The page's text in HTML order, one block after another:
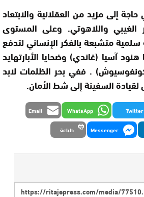
إلى مزيد من العقلانية والابتعاد
واللاهوتي. وعلى المستوى
سلمية متشبعة بالفكر الإنساني لتدفع
آسيا (غاندي) وضحايا الأبارتهايد
. ففي بحر الظلمات لابد
السفينة إلى شط الأمان.
Twitter
WhatsApp
Email
Messenger طباعة